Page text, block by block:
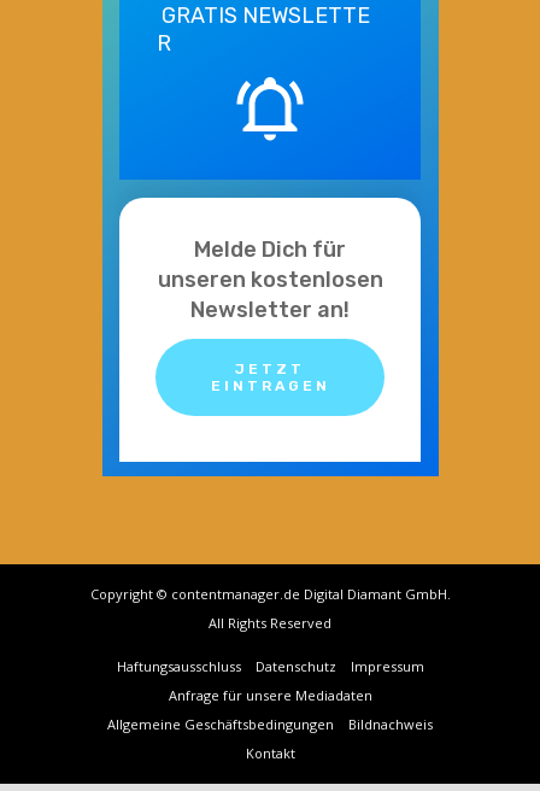
GRATIS NEWSLETTE
R
Melde Dich für
unseren kostenlosen
Newsletter an!
JETZT
EINTRAGEN
Copyright © contentmanager.de Digital Diamant GmbH.
All Rights Reserved
Haftungsausschluss Datenschutz
Impressum
Anfrage für unsere Mediadaten
Allgemeine Geschäftsbedingungen
Bildnachweis
Kontakt